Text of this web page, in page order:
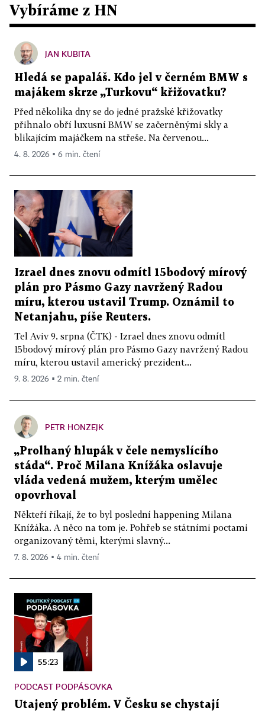
Vybíráme z HN
JAN KUBITA
Hledá se papaláš. Kdo jel v černém BMW s
majákem skrze „Turkovu“ křižovatku?
Před několika dny se do jedné pražské křižovatky
přihnalo obří luxusní BMW se začerněnými skly a
blikajícím majáčkem na střeše. Na červenou...
4. 8. 2026 ▪ 6 min. čtení
Izrael dnes znovu odmítl 15bodový mírový
plán pro Pásmo Gazy navržený Radou
míru, kterou ustavil Trump. Oznámil to
Netanjahu, píše Reuters.
Tel Aviv 9. srpna (ČTK) - Izrael dnes znovu odmítl
15bodový mírový plán pro Pásmo Gazy navržený Radou
míru, kterou ustavil americký prezident...
9. 8. 2026 ▪ 2 min. čtení
PETR HONZEJK
„Prolhaný hlupák v čele nemyslícího
stáda“. Proč Milana Knížáka oslavuje
vláda vedená mužem, kterým umělec
opovrhoval
Někteří říkají, že to byl poslední happening Milana
Knížáka. A něco na tom je. Pohřeb se státními poctami
organizovaný těmi, kterými slavný...
7. 8. 2026 ▪ 4 min. čtení
55:23
PODCAST PODPÁSOVKA
Utajený problém. V Česku se chystají